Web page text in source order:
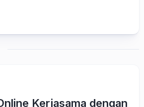
Kerjasama dengan